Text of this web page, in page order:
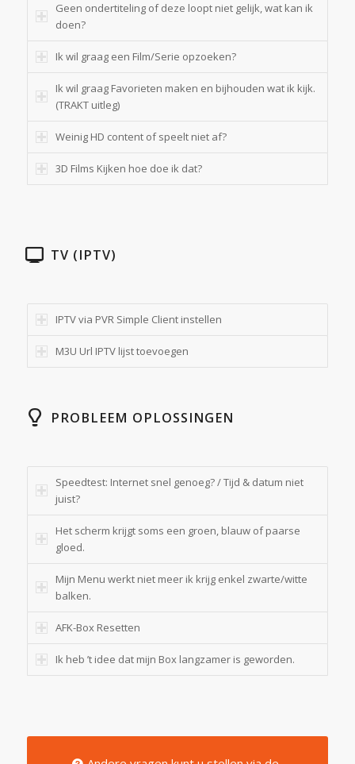
Geen ondertiteling of deze loopt niet gelijk, wat kan ik
doen?
Ik wil graag een Film/Serie opzoeken?
Ik wil graag Favorieten maken en bijhouden wat ik kijk.
(TRAKT uitleg)
Weinig HD content of speelt niet af?
3D Films Kijken hoe doe ik dat?
TV (IPTV)
IPTV via PVR Simple Client instellen
M3U Url IPTV lijst toevoegen
PROBLEEM OPLOSSINGEN
Speedtest: Internet snel genoeg? / Tijd & datum niet
juist?
Het scherm krijgt soms een groen, blauw of paarse
gloed.
Mijn Menu werkt niet meer ik krijg enkel zwarte/witte
balken.
AFK-Box Resetten
Ik heb ’t idee dat mijn Box langzamer is geworden.